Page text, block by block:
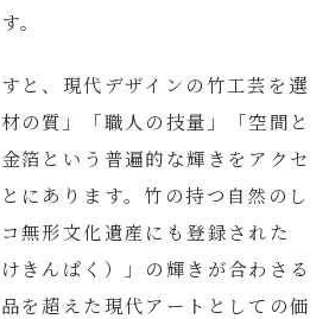
。
と、現代デザインの竹工芸を選
材の質」「職人の技量」「空間と
箔という普遍的な輝きをアクセ
にあります。竹の持つ自然のし
無形文化遺産にも登録された
きんぱく）」の輝きが合わさる
を超えた現代アートとしての価